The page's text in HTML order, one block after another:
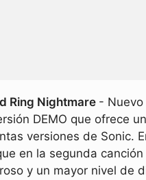
Ring Nightmare - Nuevo
DEMO que ofrece
versiones de Sonic.
en la segunda
y un mayor nivel de